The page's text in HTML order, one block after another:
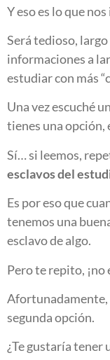
Y eso es lo que
Será tedioso,
informaciones a
estudiar con más
Una vez escuché
tienes una opción,
Sí… si leemos,
esclavos del
Es por eso que
tenemos una
esclavo de algo.
Pero te repito, ¡no
Afortunadamente,
segunda opción.
¿Te gustaría tener